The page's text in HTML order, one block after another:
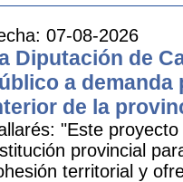
07-08-2026
Diputación de
a demanda
de la
"Este
provincial
territorial y